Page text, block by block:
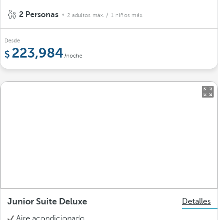
2 Personas 2 adultos máx. / 1 niños máx.
Desde
223,984/noche
Junior Suite Deluxe
Detalles